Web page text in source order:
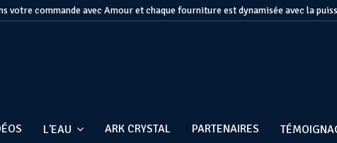
votre commande avec Amour et chaque fourniture est dynamisée avec la
L'EAU ARK CRYSTAL PARTENAIRES